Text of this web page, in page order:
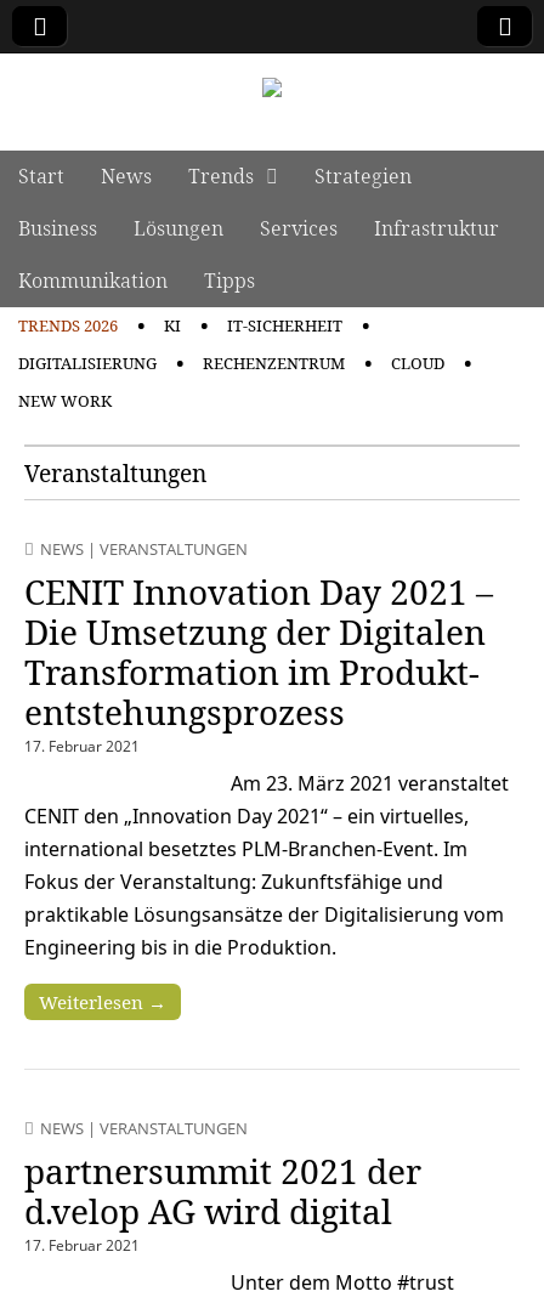
Main menu
Skip to content
Start News Trends
Strategien
Business
Lösungen Services
Infrastruktur
Kommunikation
Tipps
TRENDS 2026 KI
IT-SICHERHEIT
DIGITALISIERUNG
RECHENZENTRUM
CLOUD
NEW WORK
Veranstaltungen
NEWS | VERANSTALTUNGEN
CENIT Innovation Day 2021 –
Die Umsetzung der Digitalen
Transformation im Produkt­
entstehungs­prozess
17. Februar 2021
Am 23. März 2021 veranstaltet
CENIT den „Innovation Day 2021“ – ein virtuelles,
international besetztes PLM-Branchen-Event. Im
Fokus der Veranstaltung: Zukunftsfähige und
praktikable Lösungsansätze der Digitalisierung vom
Engineering bis in die Produktion.
Weiterlesen →
NEWS | VERANSTALTUNGEN
partnersummit 2021 der
d.velop AG wird digital
17. Februar 2021
Unter dem Motto #trust